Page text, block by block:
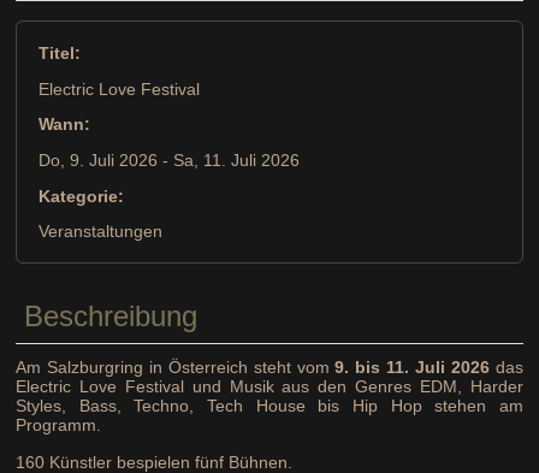
Titel:
Electric Love Festival
Wann:
Do, 9. Juli 2026 - Sa, 11. Juli 2026
Kategorie:
Veranstaltungen
Beschreibung
Am Salzburgring in Österreich steht vom9. bis 11. Juli 2026das
Electric Love Festival und Musik aus den Genres EDM, Harder
Styles, Bass, Techno, Tech House bis Hip Hop stehen am
Programm.
160 Künstler bespielen fünf Bühnen.